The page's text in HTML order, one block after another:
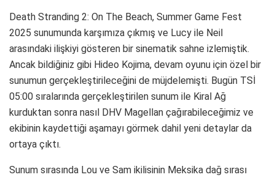
Death Stranding 2: On The Beach, Summer Game Fest
2025 sunumunda karşımıza çıkmış ve Lucy ile Neil
arasındaki ilişkiyi gösteren bir sinematik sahne izlemiştik.
Ancak bildiğiniz gibi Hideo Kojima, devam oyunu için özel bir
sunumun gerçekleştirileceğini de müjdelemişti. Bugün TSİ
05:00 sıralarında gerçekleştirilen sunum ile Kiral Ağ
kurduktan sonra nasıl DHV Magellan çağırabileceğimiz ve
ekibinin kaydettiği aşamayı görmek dahil yeni detaylar da
ortaya çıktı.
Sunum sırasında Lou ve Sam ikilisinin Meksika dağ sırası